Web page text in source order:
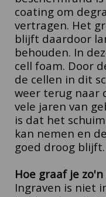
coating om
vertragen. Het
blijft daardoor
behouden. In
cell foam. Door
de cellen in dit
weer terug naar
vele jaren van
is dat het
kan nemen en
goed droog blijft.
Hoe graaf je
Ingraven is niet